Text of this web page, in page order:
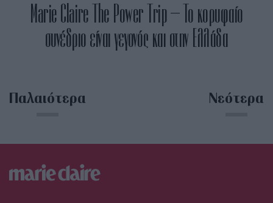
Μarie Claire The Power Trip – Το κορυφαίο
συνέδριο είναι γεγονός και στην Ελλάδα
Παλαιότερα Νεότερα